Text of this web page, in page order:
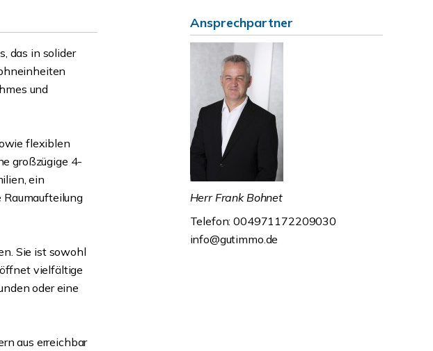
das in solider
und
flexiblen
großzügige 4-
ein
Sie ist sowohl
vielfältige
oder eine
aus erreichbar
Ansprechpartner
Herr Frank Bohnet
Telefon: 004971172209030
info@gutimmo.de